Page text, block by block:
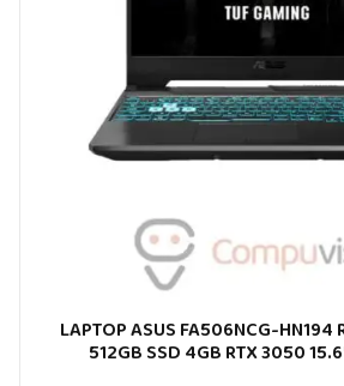
LAPTOP ASUS FA506NCG-HN194
512GB SSD 4GB RTX 3050